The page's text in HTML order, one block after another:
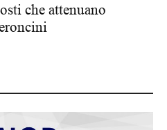
che attenuano